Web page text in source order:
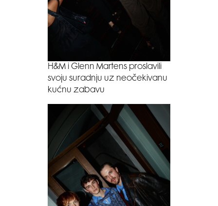
H&M i Glenn Martens proslavili
svoju suradnju uz neočekivanu
kućnu zabavu